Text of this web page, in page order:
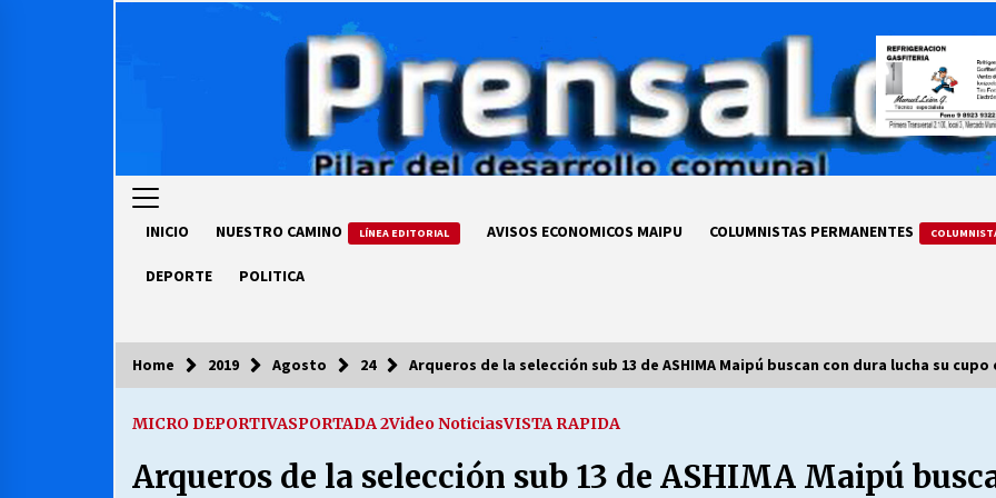
INICIO NUESTRO CAMINO LÍNEA EDITORIAL AVISOS ECONOMICOS MAIPU COLUMNISTAS PERMANENTES
DEPORTE POLITICA
COLUMNISTA
luz… ¿Y cuándo van a bajar?
03/08/2026
69 AÑOS DE HISTORIA
28/07/2026
Home 2019 Agosto 24 Arqueros de la selección sub 13 de ASHIMA Maipú buscan con dura lucha su
MICRO DEPORTIVASPORTADA 2Video NoticiasVISTA RAPIDA
Arqueros de la selección sub 13 de ASHIMA Maipú